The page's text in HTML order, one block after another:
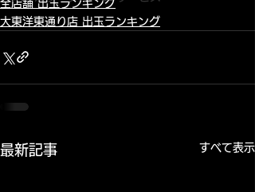
全店舗 出玉ランキング
大東洋東通り店 出玉ランキング
最新記事 すべて表示